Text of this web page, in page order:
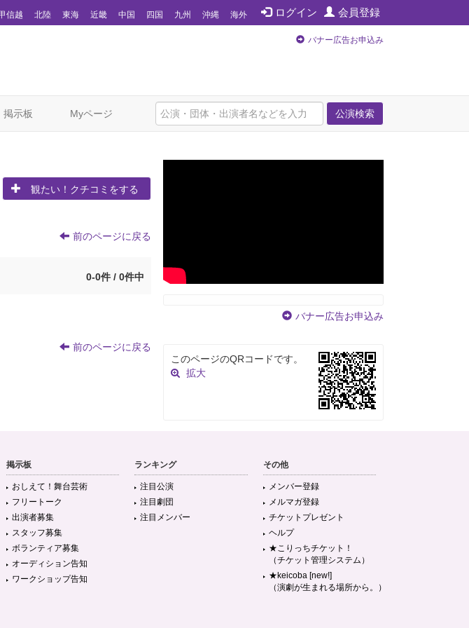
ログイン 会員登録
信越 北陸 東海 近畿 中国 四国 九州 沖縄 海外
バナー広告お申込み
公演検索
掲示板 Myページ
観たい！クチコミをする
前のページに戻る
0-0件 / 0件中
前のページに戻る
バナー広告お申込み
このページのQRコードです。
拡大
掲示板
おしえて！舞台芸術
フリートーク
出演者募集
スタッフ募集
ボランティア募集
オーディション告知
ワークショップ告知
ランキング
注目公演
注目劇団
注目メンバー
その他
メンバー登録
メルマガ登録
チケットプレゼント
ヘルプ
★こりっちチケット！
（チケット管理システム）
★keicoba [new!]
（演劇が生まれる場所から。）